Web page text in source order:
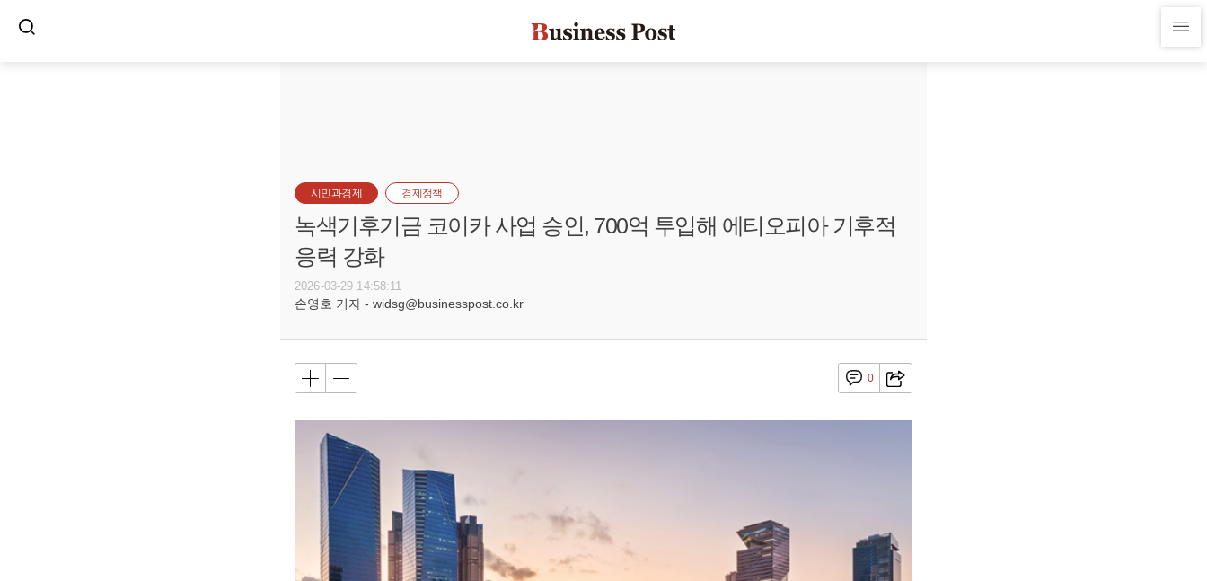
시민과경제 경제정책
녹색기후기금 코이카 사업 승인, 700억 투입해 에티오피아 기후적
응력 강화
2026-03-29 14:58:11
손영호 기자 - widsg@businesspost.co.kr
0